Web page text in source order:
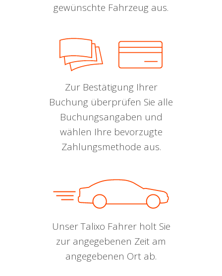
gewünschte Fahrzeug aus.
Zur Bestätigung Ihrer
Buchung überprüfen Sie alle
Buchungsangaben und
wählen Ihre bevorzugte
Zahlungsmethode aus.
Unser Talixo Fahrer holt Sie
zur angegebenen Zeit am
angegebenen Ort ab.